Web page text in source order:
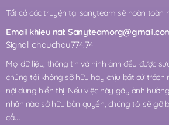
Tất cả các truyện tại sanyteam sẽ hoàn toàn
Email khieu nai:
Signal: chauchau774.74
Mọi dữ liệu, thông tin và hình ảnh đều được
chúng tôi không sỡ hữu hay chịu bất cứ trách
nội dung hiển thị. Nếu việc này gây ảnh
nhân nào sở hữu bản quyền, chúng tôi sẽ gỡ
cầu.